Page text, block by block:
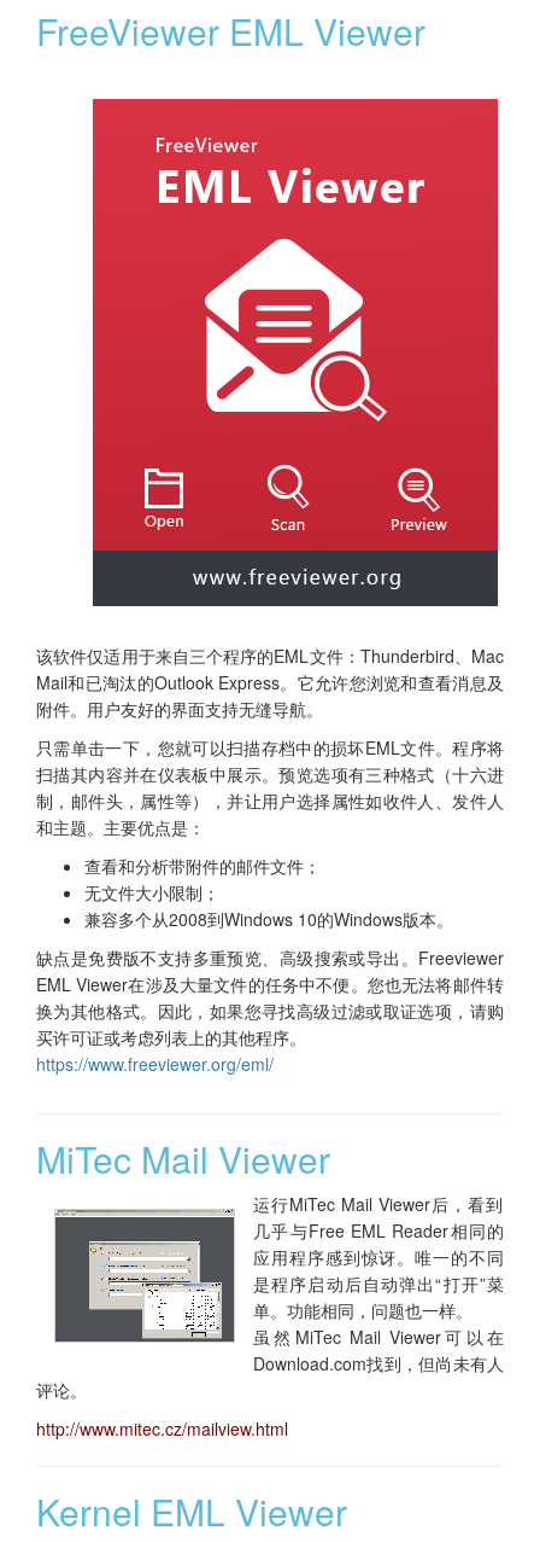
FreeViewer EML Viewer
该软件仅适用于来自三个程序的EML文件：Thunderbird、Mac
Mail和已淘汰的Outlook Express。它允许您浏览和查看消息及
附件。用户友好的界面支持无缝导航。
只需单击一下，您就可以扫描存档中的损坏EML文件。程序将
扫描其内容并在仪表板中展示。预览选项有三种格式（十六进
制，邮件头，属性等），并让用户选择属性如收件人、发件人
和主题。主要优点是：
查看和分析带附件的邮件文件；
无文件大小限制；
兼容多个从2008到Windows 10的Windows版本。
缺点是免费版不支持多重预览、高级搜索或导出。Freeviewer
EML Viewer在涉及大量文件的任务中不便。您也无法将邮件转
换为其他格式。因此，如果您寻找高级过滤或取证选项，请购
买许可证或考虑列表上的其他程序。
https://www.freeviewer.org/eml/
MiTec Mail Viewer
运行MiTec Mail Viewer后，看到
几乎与Free EML Reader相同的
应用程序感到惊讶。唯一的不同
是程序启动后自动弹出“打开”菜
单。功能相同，问题也一样。
虽然MiTec Mail Viewer可以在
Download.com找到，但尚未有人
评论。
http://www.mitec.cz/mailview.html
Kernel EML Viewer